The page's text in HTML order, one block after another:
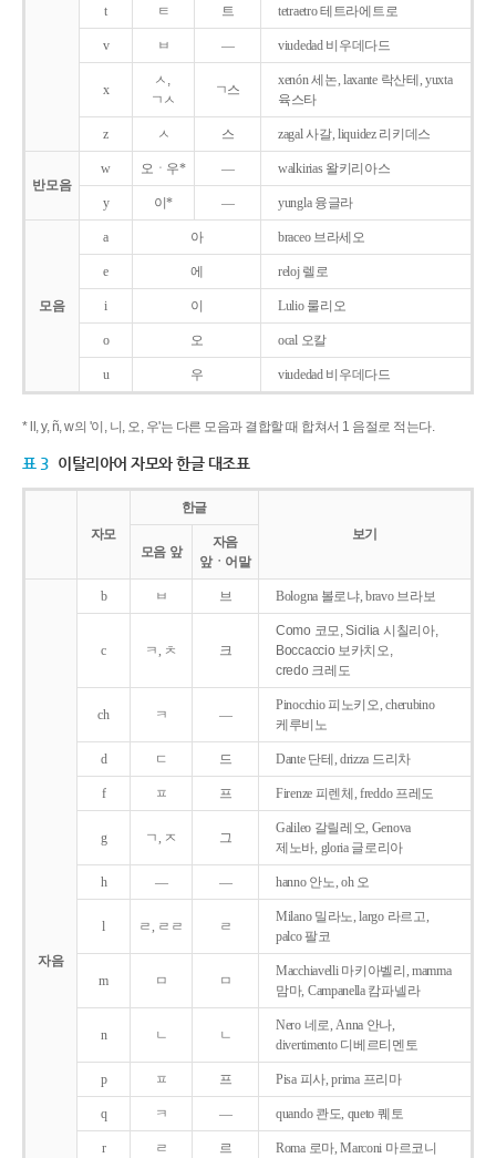
t ㅌ 트 tetraetro 테트라에트로
v ㅂ ― viudedad 비우데다드
x
ㅅ,
ㄱㅅ
ㄱ스
xenón 세논, laxante 락산테, yuxta
육스타
z ㅅ 스 zagal 사갈, liquidez 리키데스
반모음
w 오ㆍ우* ― walkirias 왈키리아스
y 이* ― yungla 융글라
모음
a 아 braceo 브라세오
e 에 reloj 렐로
i 이 Lulio 룰리오
o 오 ocal 오칼
u 우 viudedad 비우데다드
* ll, y, ñ, w의 '이, 니, 오, 우'는 다른 모음과 결합할 때 합쳐서 1 음절로 적는다.
표 3 이탈리아어 자모와 한글 대조표
자모
한글
보기
모음 앞
자음
앞ㆍ어말
자음
b ㅂ 브 Bologna 볼로냐, bravo 브라보
c ㅋ, ㅊ 크
Como 코모, Sicilia 시칠리아,
Boccaccio 보카치오,
credo 크레도
ch ㅋ ―
Pinocchio 피노키오, cherubino
케루비노
d ㄷ 드 Dante 단테, drizza 드리차
f ㅍ 프 Firenze 피렌체, freddo 프레도
g ㄱ, ㅈ 그
Galileo 갈릴레오, Genova
제노바, gloria 글로리아
h ― ― hanno 안노, oh 오
l ㄹ, ㄹㄹ ㄹ
Milano 밀라노, largo 라르고,
palco 팔코
m ㅁ ㅁ
Macchiavelli 마키아벨리, mamma
맘마, Campanella 캄파넬라
n ㄴ ㄴ
Nero 네로, Anna 안나,
divertimento 디베르티멘토
p ㅍ 프 Pisa 피사, prima 프리마
q ㅋ ― quando 콴도, queto 퀘토
r ㄹ 르 Roma 로마, Marconi 마르코니